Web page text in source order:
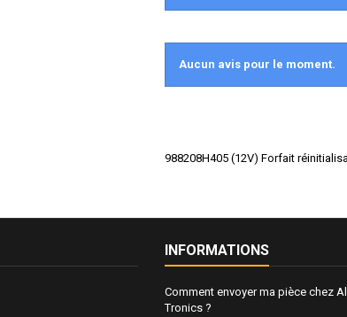
Aucun avis pour le moment.
988208H405 (12V) Forfait
INFORMATIONS
Comment envoyer ma pièce chez
Tronics ?